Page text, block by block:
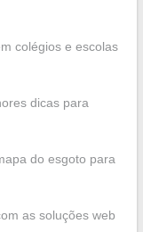
colégios e escolas
dicas para
do esgoto para
as soluções web